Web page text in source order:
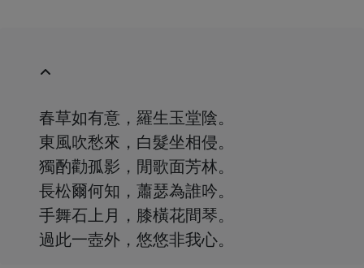
春草如有意，羅生玉堂陰。
東風吹愁來，白髮坐相侵。
獨酌勸孤影，閒歌面芳林。
長松爾何知，蕭瑟為誰吟。
手舞石上月，膝橫花間琴。
過此一壺外，悠悠非我心。